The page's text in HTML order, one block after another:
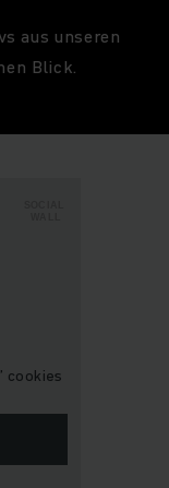
aus unseren
Blick.
cookies